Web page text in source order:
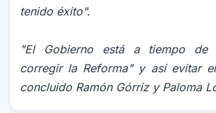
tenido éxito".
"El Gobierno está a tiempo de
corregir la Reforma" y así evitar
concluido Ramón Górriz y Paloma